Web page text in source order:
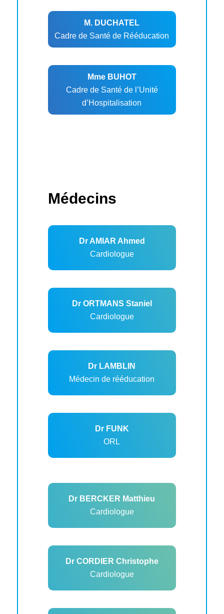
M. DUCHATEL
Cadre de Santé de Rééducation
Mme BUHOT
Cadre de Santé de l’Unité
d’Hospitalisation
Médecins
Dr AMIAR Ahmed
Cardiologue
Dr ORTMANS Staniel
Cardiologue
Dr LAMBLIN
Médecin de rééducation
Dr FUNK
ORL
Dr BERCKER Matthieu
Cardiologue
Dr CORDIER Christophe
Cardiologue